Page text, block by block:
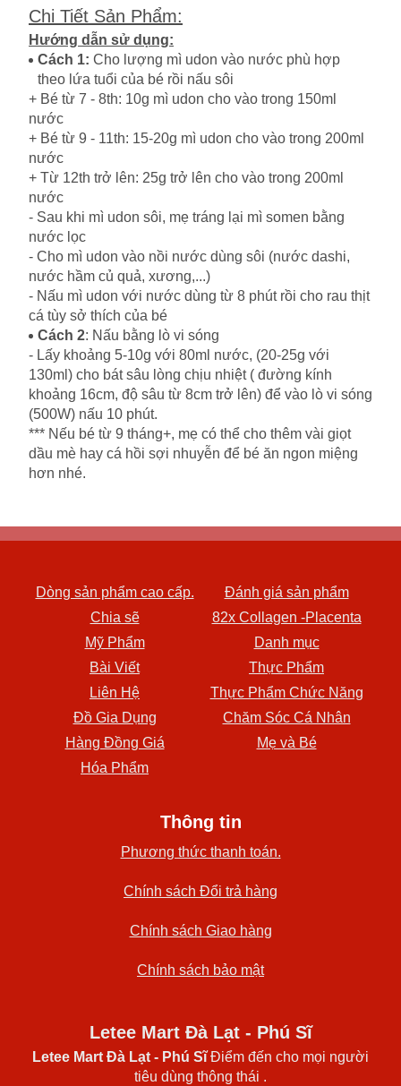
Chi Tiết Sản Phẩm:
Hướng dẫn sử dụng:
Cách 1: Cho lượng mì udon vào nước phù hợp
theo lứa tuổi của bé rồi nấu sôi
+ Bé từ 7 - 8th: 10g mì udon cho vào trong 150ml
nước
+ Bé từ 9 - 11th: 15-20g mì udon cho vào trong 200ml
nước
+ Từ 12th trở lên: 25g trở lên cho vào trong 200ml
nước
- Sau khi mì udon sôi, mẹ tráng lại mì somen bằng
nước lọc
- Cho mì udon vào nồi nước dùng sôi (nước dashi,
nước hầm củ quả, xương,...)
- Nấu mì udon với nước dùng từ 8 phút rồi cho rau thịt
cá tùy sở thích của bé
Cách 2: Nấu bằng lò vi sóng
- Lấy khoảng 5-10g với 80ml nước, (20-25g với
130ml) cho bát sâu lòng chịu nhiệt ( đường kính
khoảng 16cm, độ sâu từ 8cm trở lên) để vào lò vi sóng
(500W) nấu 10 phút.
*** Nếu bé từ 9 tháng+, mẹ có thể cho thêm vài giọt
dầu mè hay cá hồi sợi nhuyễn để bé ăn ngon miệng
hơn nhé.
Dòng sản phẩm cao cấp.
Đánh giá sản phẩm
Chia sẽ
82x Collagen -Placenta
Mỹ Phẩm
Danh mục
Bài Viết
Thực Phẩm
Liên Hệ
Thực Phẩm Chức Năng
Đồ Gia Dụng
Chăm Sóc Cá Nhân
Hàng Đồng Giá
Mẹ và Bé
Hóa Phẩm
Thông tin
Phương thức thanh toán.
Chính sách Đổi trả hàng
Chính sách Giao hàng
Chính sách bảo mật
Letee Mart Đà Lạt - Phú Sĩ
Letee Mart Đà Lạt - Phú SĩĐiểm đến cho mọi người
tiêu dùng thông thái .